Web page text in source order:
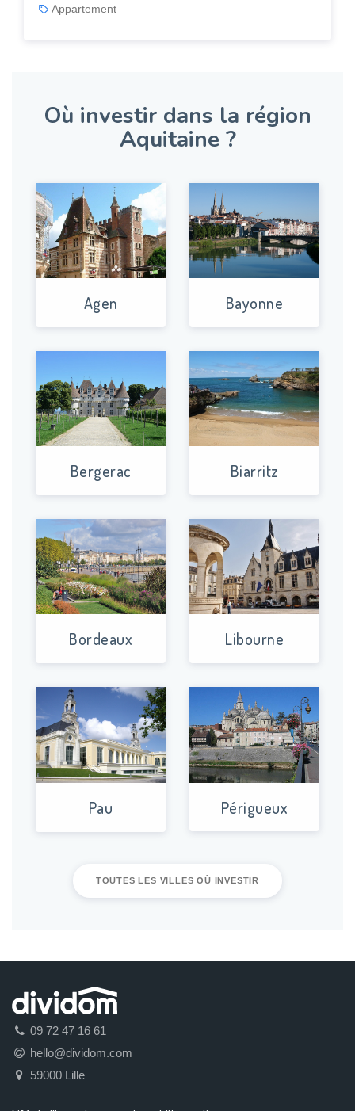
Appartement
Où investir dans la région
Aquitaine ?
Agen Bayonne
Bergerac Biarritz
Bordeaux Libourne
Pau Périgueux
TOUTES LES VILLES OÙ INVESTIR
09 72 47 16 61
hello@dividom.com
59000 Lille